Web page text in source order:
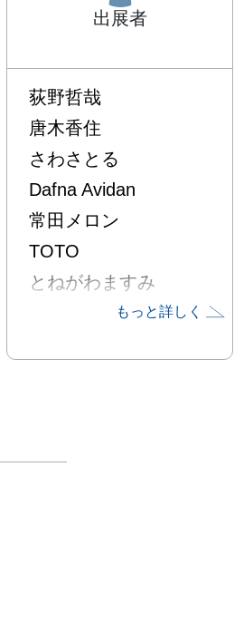
出展者
荻野哲哉
唐木香住
さわさとる
Dafna Avidan
常田メロン
TOTO
とねがわますみ
もっと詳しく